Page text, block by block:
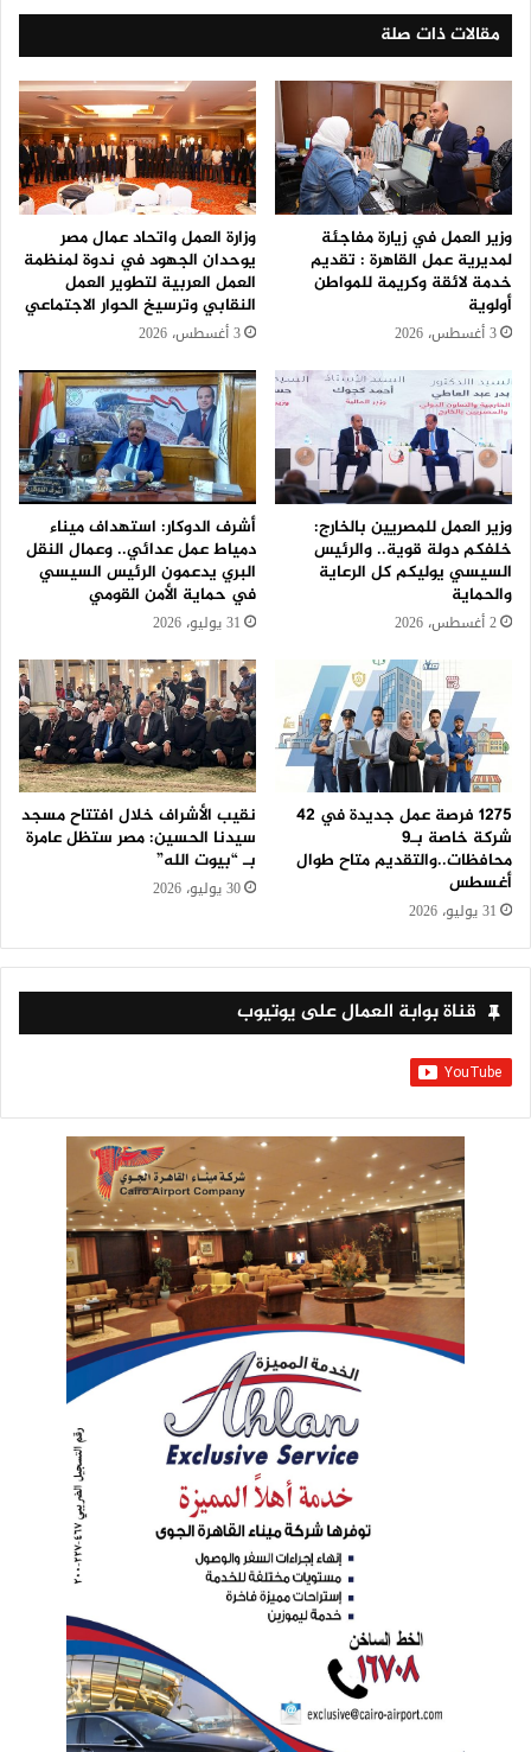
مقالات ذات صلة
وزير العمل في زيارة مفاجئة
لمديرية عمل القاهرة : تقديم
خدمة لائقة وكريمة للمواطن
أولوية
3 أغسطس، 2026
وزارة العمل واتحاد عمال مصر
يوحدان الجهود في ندوة لمنظمة
العمل العربية لتطوير العمل
النقابي وترسيخ الحوار الاجتماعي
3 أغسطس، 2026
وزير العمل للمصريين بالخارج:
خلفكم دولة قوية.. والرئيس
السيسي يوليكم كل الرعاية
والحماية
2 أغسطس، 2026
أشرف الدوكار: استهداف ميناء
دمياط عمل عدائي.. وعمال النقل
البري يدعمون الرئيس السيسي
في حماية الأمن القومي
31 يوليو، 2026
1275 فرصة عمل جديدة في 42
شركة خاصة بـ9
محافظات..والتقديم متاح طوال
أغسطس
31 يوليو، 2026
نقيب الأشراف خلال افتتاح مسجد
سيدنا الحسين: مصر ستظل عامرة
بـ “بيوت الله”
30 يوليو، 2026
قناة بوابة العمال على يوتيوب